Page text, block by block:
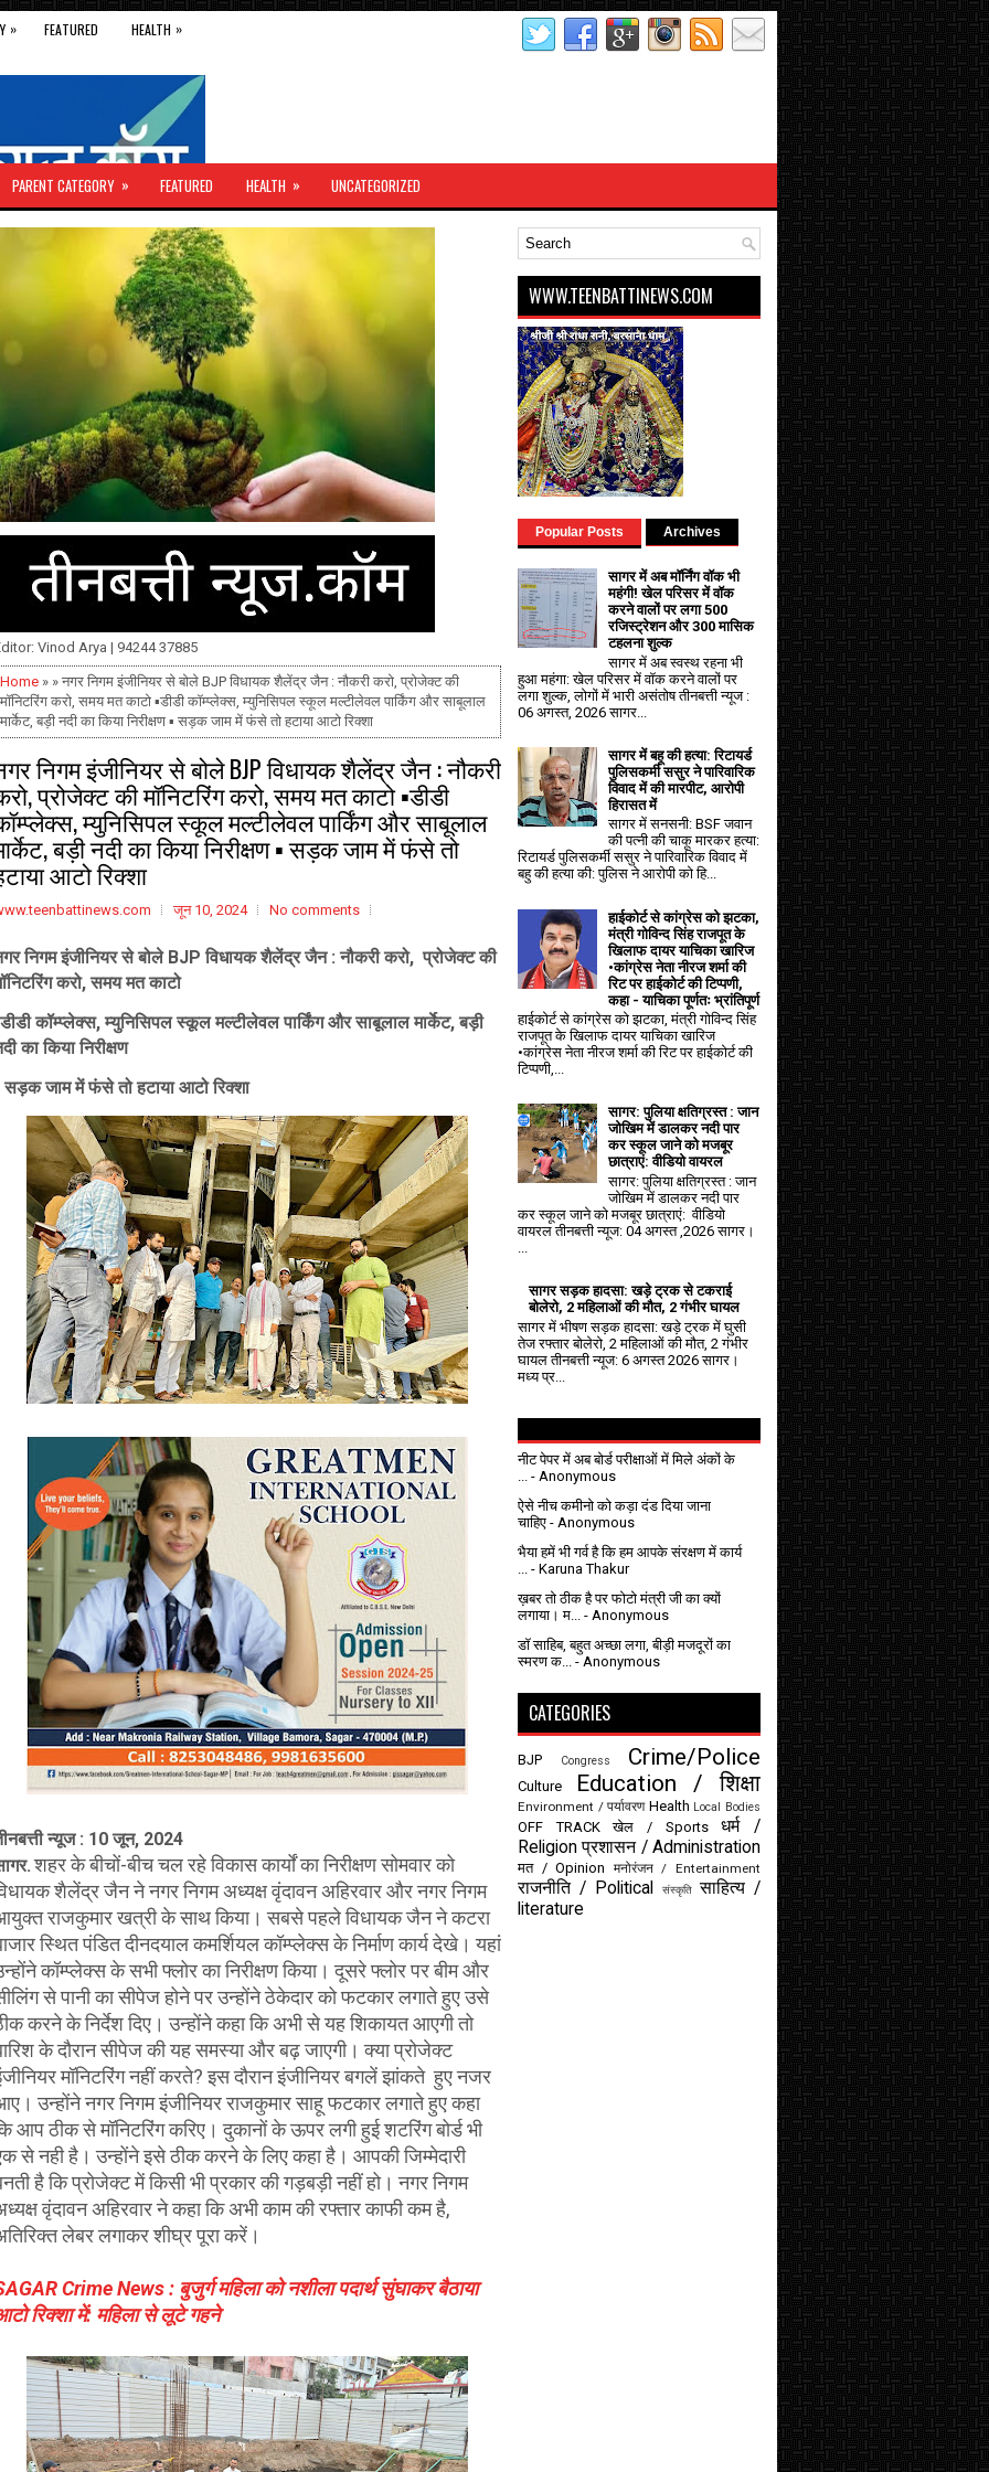
» FEATURED HEALTH »
PARENT CATEGORY » FEATURED HEALTH » UNCATEGORIZED
Vinod Arya | 94244 37885
Home » » नगर निगम इंजीनियर से बोले BJP विधायक शैलेंद्र जैन : नौकरी करो, प्रोजेक्ट की
मॉनिटरिंग करो, समय मत काटो ▪️डीडी कॉम्प्लेक्स, म्युनिसिपल स्कूल मल्टीलेवल पार्किंग और साबूलाल
मार्केट, बड़ी नदी का किया निरीक्षण ▪️ सड़क जाम में फंसे तो हटाया आटो रिक्शा
निगम इंजीनियर से बोले BJP विधायक शैलेंद्र जैन : नौकरी
प्रोजेक्ट की मॉनिटरिंग करो, समय मत काटो ▪️डीडी
म्युनिसिपल स्कूल मल्टीलेवल पार्किंग और साबूलाल
बड़ी नदी का किया निरीक्षण ▪️ सड़क जाम में फंसे तो
आटो रिक्शा
जून 10, 2024 No comments
निगम इंजीनियर से बोले BJP विधायक शैलेंद्र जैन : नौकरी करो, प्रोजेक्ट की
करो, समय मत काटो
कॉम्प्लेक्स, म्युनिसिपल स्कूल मल्टीलेवल पार्किंग और साबूलाल मार्केट, बड़ी
का किया निरीक्षण
सड़क जाम में फंसे तो हटाया आटो रिक्शा
न्यूज : 10 जून, 2024
शहर के बीचों-बीच चल रहे विकास कार्यों का निरीक्षण सोमवार को
शैलेंद्र जैन ने नगर निगम अध्यक्ष वृंदावन अहिरवार और नगर निगम
राजकुमार खत्री के साथ किया। सबसे पहले विधायक जैन ने कटरा
स्थित पंडित दीनदयाल कमर्शियल कॉम्प्लेक्स के निर्माण कार्य देखे। यहां
कॉम्प्लेक्स के सभी फ्लोर का निरीक्षण किया। दूसरे फ्लोर पर बीम और
से पानी का सीपेज होने पर उन्होंने ठेकेदार को फटकार लगाते हुए उसे
करने के निर्देश दिए। उन्होंने कहा कि अभी से यह शिकायत आएगी तो
के दौरान सीपेज की यह समस्या और बढ़ जाएगी। क्या प्रोजेक्ट
मॉनिटरिंग नहीं करते? इस दौरान इंजीनियर बगलें झांकते हुए नजर
उन्होंने नगर निगम इंजीनियर राजकुमार साहू फटकार लगाते हुए कहा
आप ठीक से मॉनिटरिंग करिए। दुकानों के ऊपर लगी हुई शटरिंग बोर्ड भी
से नही है। उन्होंने इसे ठीक करने के लिए कहा है। आपकी जिम्मेदारी
है कि प्रोजेक्ट में किसी भी प्रकार की गड़बड़ी नहीं हो। नगर निगम
वृंदावन अहिरवार ने कहा कि अभी काम की रफ्तार काफी कम है,
लेबर लगाकर शीघ्र पूरा करें।
Crime News : बुजुर्ग महिला को नशीला पदार्थ सुंघाकर बैठाया
रिक्शा में: महिला से लूटे गहने
WWW.TEENBATTINEWS.COM
Popular Posts Archives
सागर में अब मॉर्निंग वॉक भी
महंगी! खेल परिसर में वॉक
करने वालों पर लगा ₹500
रजिस्ट्रेशन और ₹300 मासिक
टहलना शुल्क
सागर में अब स्वस्थ रहना भी
हुआ महंगा: खेल परिसर में वॉक करने वालों पर
लगा शुल्क, लोगों में भारी असंतोष तीनबत्ती न्यूज :
06 अगस्त, 2026 सागर...
सागर में बहू की हत्या: रिटायर्ड
पुलिसकर्मी ससुर ने पारिवारिक
विवाद में की मारपीट, आरोपी
हिरासत में
सागर में सनसनी: BSF जवान
की पत्नी की चाकू मारकर हत्या:
रिटायर्ड पुलिसकर्मी ससुर ने पारिवारिक विवाद में
बहु की हत्या की: पुलिस ने आरोपी को हि...
हाईकोर्ट से कांग्रेस को झटका,
मंत्री गोविन्द सिंह राजपूत के
खिलाफ दायर याचिका खारिज
•कांग्रेस नेता नीरज शर्मा की
रिट पर हाईकोर्ट की टिप्पणी,
कहा - याचिका पूर्णतः भ्रांतिपूर्ण
हाईकोर्ट से कांग्रेस को झटका, मंत्री गोविन्द सिंह
राजपूत के खिलाफ दायर याचिका खारिज
•कांग्रेस नेता नीरज शर्मा की रिट पर हाईकोर्ट की
टिप्पणी,...
सागर: पुलिया क्षतिग्रस्त : जान
जोखिम में डालकर नदी पार
कर स्कूल जाने को मजबूर
छात्राएं: वीडियो वायरल
सागर: पुलिया क्षतिग्रस्त : जान
जोखिम में डालकर नदी पार
कर स्कूल जाने को मजबूर छात्राएं: वीडियो
वायरल तीनबत्ती न्यूज: 04 अगस्त ,2026 सागर।
...
सागर सड़क हादसा: खड़े ट्रक से टकराई
बोलेरो, 2 महिलाओं की मौत, 2 गंभीर घायल
सागर में भीषण सड़क हादसा: खड़े ट्रक में घुसी
तेज रफ्तार बोलेरो, 2 महिलाओं की मौत, 2 गंभीर
घायल तीनबत्ती न्यूज: 6 अगस्त 2026 सागर।
मध्य प्र...
नीट पेपर में अब बोर्ड परीक्षाओं में मिले अंकों के
- Anonymous
ऐसे नीच कमीनो को कड़ा दंड दिया जाना
चाहिए - Anonymous
भैया हमें भी गर्व है कि हम आपके संरक्षण में कार्य
- Karuna Thakur
ख़बर तो ठीक है पर फोटो मंत्री जी का क्यों
लगाया। म...
- Anonymous
डॉ साहिब, बहुत अच्छा लगा, बीड़ी मजदूरों का
स्मरण क...
- Anonymous
CATEGORIES
BJP Congress Crime/Police
Culture Education / शिक्षा
Environment / पर्यावरण Health Local Bodies
OFF TRACK खेल / Sports
धर्म /
Religion प्रशासन / Administration
मत / Opinion मनोरंजन / Entertainment
राजनीति / Political संस्कृति साहित्य /
literature